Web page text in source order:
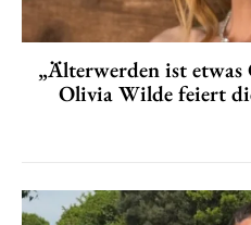
„Älterwerden ist etwas
Olivia Wilde feiert